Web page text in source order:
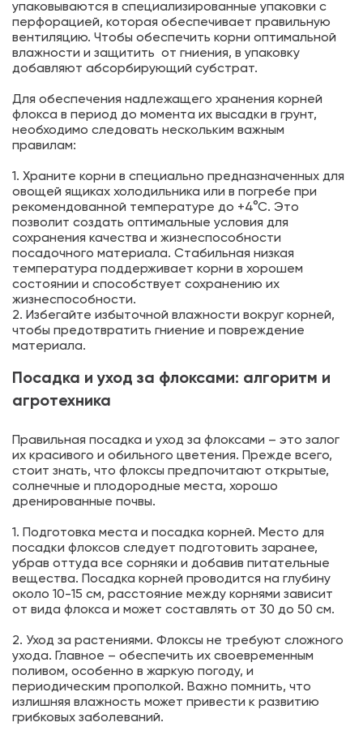
упаковываются в специализированные упаковки с
перфорацией, которая обеспечивает правильную
вентиляцию. Чтобы обеспечить корни оптимальной
влажности и защитить от гниения, в упаковку
добавляют абсорбирующий субстрат.
Для обеспечения надлежащего хранения корней
флокса в период до момента их высадки в грунт,
необходимо следовать нескольким важным
правилам:
1. Храните корни в специально предназначенных для
овощей ящиках холодильника или в погребе при
рекомендованной температуре до +4°С. Это
позволит создать оптимальные условия для
сохранения качества и жизнеспособности
посадочного материала. Стабильная низкая
температура поддерживает корни в хорошем
состоянии и способствует сохранению их
жизнеспособности.
2. Избегайте избыточной влажности вокруг корней,
чтобы предотвратить гниение и повреждение
материала.
Посадка и уход за флоксами: алгоритм и
агротехника
Правильная посадка и уход за флоксами – это залог
их красивого и обильного цветения. Прежде всего,
стоит знать, что флоксы предпочитают открытые,
солнечные и плодородные места, хорошо
дренированные почвы.
1. Подготовка места и посадка корней. Место для
посадки флоксов следует подготовить заранее,
убрав оттуда все сорняки и добавив питательные
вещества. Посадка корней проводится на глубину
около 10-15 см, расстояние между корнями зависит
от вида флокса и может составлять от 30 до 50 см.
2. Уход за растениями. Флоксы не требуют сложного
ухода. Главное – обеспечить их своевременным
поливом, особенно в жаркую погоду, и
периодическим прополкой. Важно помнить, что
излишняя влажность может привести к развитию
грибковых заболеваний.